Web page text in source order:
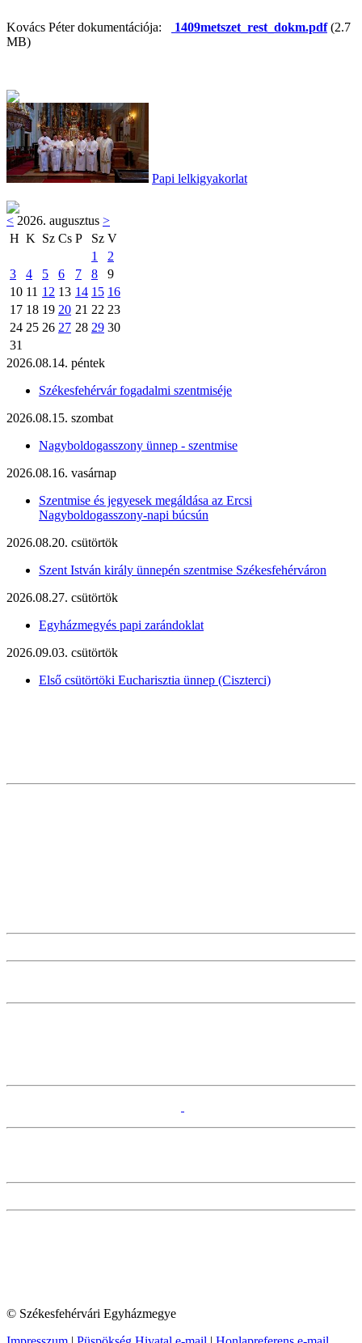
Kovács Péter dokumentációja: 1409metszet_rest_dokm.pdf(2.7
MB)
Papi lelkigyakorlat
< 2026. augusztus >
H K Sz Cs P Sz V
1
2
3
4 5 6 7 8
9
10 11 12 13 14 15 16
17 18 19 20 21 22 23
24 25 26 27 28 29 30
31
2026.08.14. péntek
Székesfehérvár fogadalmi szentmiséje
2026.08.15. szombat
Nagyboldogasszony ünnep - szentmise
2026.08.16. vasárnap
Szentmise és jegyesek megáldása az Ercsi
Nagyboldogasszony-napi búcsún
2026.08.20. csütörtök
Szent István király ünnepén szentmise Székesfehérváron
2026.08.27. csütörtök
Egyházmegyés papi zarándoklat
2026.09.03. csütörtök
Első csütörtöki Eucharisztia ünnep (Ciszterci)
© Székesfehérvári Egyházmegye